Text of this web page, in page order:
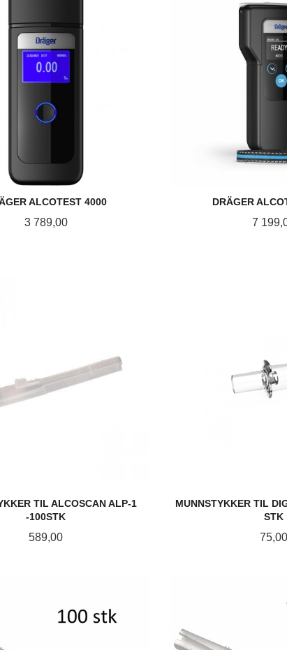
ALCOTEST 4000
Pris
3 789,00
DRÄGER
Pris
7
TIL ALCOSCAN ALP-1
-100STK
Pris
589,00
MUNNSTYKKER TIL
STK
Pris
75,00